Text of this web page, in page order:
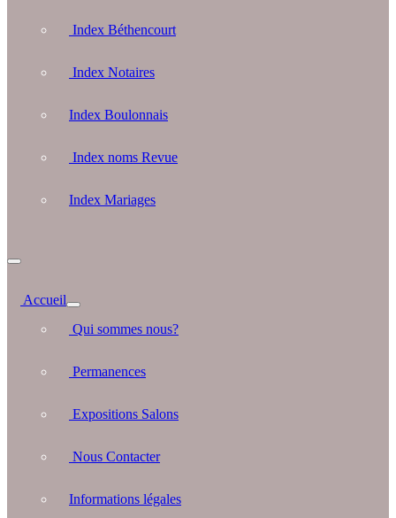
Index Béthencourt
Index Notaires
Index Boulonnais
Index noms Revue
Index Mariages
Accueil
Qui sommes nous?
Permanences
Expositions Salons
Nous Contacter
Informations légales